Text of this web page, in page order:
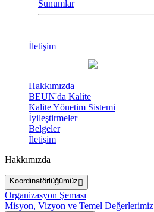
Sunumlar
İletişim
Hakkımızda
BEUN'da Kalite
Kalite Yönetim Sistemi
İyileştirmeler
Belgeler
İletişim
Hakkımızda
Koordinatörlüğümüz
Organizasyon Şeması
Misyon, Vizyon ve Temel Değerlerimiz